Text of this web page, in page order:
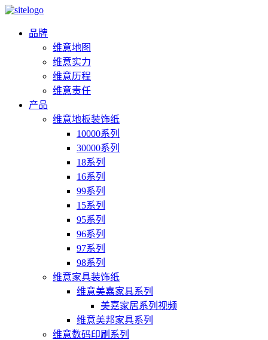
品牌
维意地图
维意实力
维意历程
维意责任
产品
维意地板装饰纸
10000系列
30000系列
18系列
16系列
99系列
15系列
95系列
96系列
97系列
98系列
维意家具装饰纸
维意美嘉家具系列
美嘉家居系列视频
维意美邦家具系列
维意数码印刷系列